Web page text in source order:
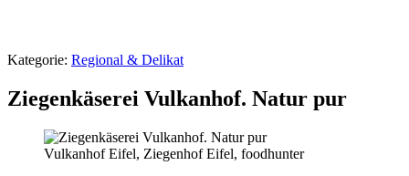
Kategorie: Regional & Delikat
Ziegenkäserei Vulkanhof. Natur pur
Vulkanhof Eifel, Ziegenhof Eifel, foodhunter